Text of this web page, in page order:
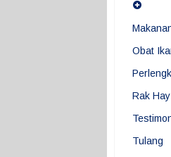
Obat
Rak
Tulang